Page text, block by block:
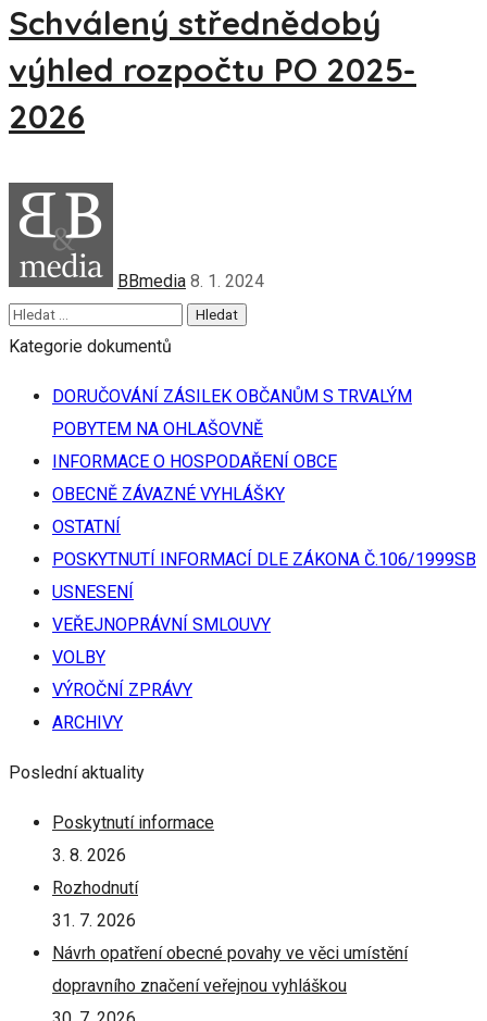
Schválený střednědobý
výhled rozpočtu PO 2025-
2026
BBmedia 8. 1. 2024
Kategorie dokumentů
DORUČOVÁNÍ ZÁSILEK OBČANŮM S TRVALÝM
POBYTEM NA OHLAŠOVNĚ
INFORMACE O HOSPODAŘENÍ OBCE
OBECNĚ ZÁVAZNÉ VYHLÁŠKY
OSTATNÍ
POSKYTNUTÍ INFORMACÍ DLE ZÁKONA Č.106/1999SB
USNESENÍ
VEŘEJNOPRÁVNÍ SMLOUVY
VOLBY
VÝROČNÍ ZPRÁVY
ARCHIVY
Poslední aktuality
Poskytnutí informace
3. 8. 2026
Rozhodnutí
31. 7. 2026
Návrh opatření obecné povahy ve věci umístění
dopravního značení veřejnou vyhláškou